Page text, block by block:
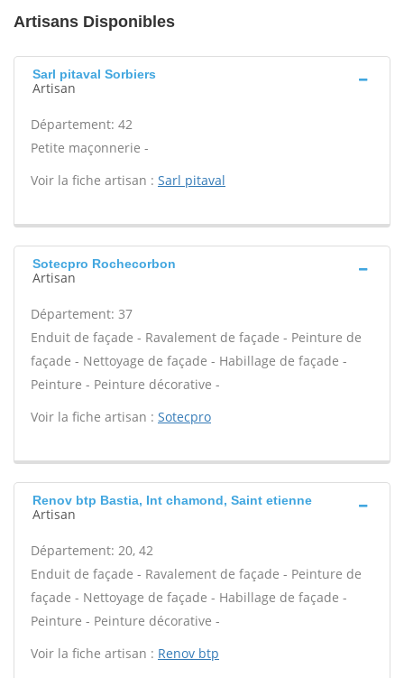
Artisans Disponibles
Sarl pitaval Sorbiers
Artisan
Département: 42
Petite maçonnerie -
Voir la fiche artisan : Sarl pitaval
Sotecpro Rochecorbon
Artisan
Département: 37
Enduit de façade - Ravalement de façade - Peinture de
façade - Nettoyage de façade - Habillage de façade -
Peinture - Peinture décorative -
Voir la fiche artisan : Sotecpro
Renov btp Bastia, Int chamond, Saint etienne
Artisan
Département: 20, 42
Enduit de façade - Ravalement de façade - Peinture de
façade - Nettoyage de façade - Habillage de façade -
Peinture - Peinture décorative -
Voir la fiche artisan : Renov btp